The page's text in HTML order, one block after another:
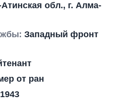
обл., г. Алма-
Западный фронт
от ран